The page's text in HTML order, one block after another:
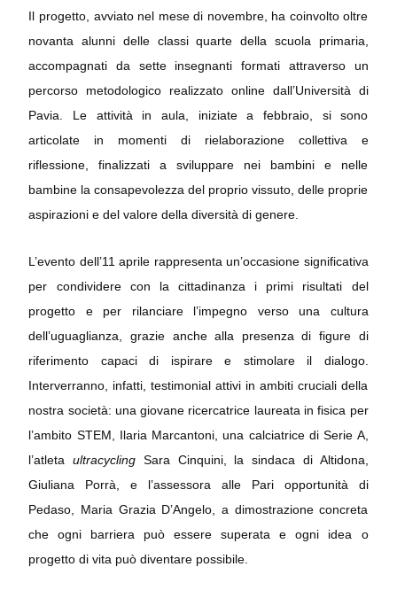
Il progetto, avviato nel mese di novembre, ha coinvolto oltre
novanta alunni delle classi quarte della scuola primaria,
accompagnati da sette insegnanti formati attraverso un
percorso metodologico realizzato online dall’Università di
Pavia. Le attività in aula, iniziate a febbraio, si sono
articolate in momenti di rielaborazione collettiva e
riflessione, finalizzati a sviluppare nei bambini e nelle
bambine la consapevolezza del proprio vissuto, delle proprie
aspirazioni e del valore della diversità di genere.
L’evento dell’11 aprile rappresenta un’occasione significativa
per condividere con la cittadinanza i primi risultati del
progetto e per rilanciare l’impegno verso una cultura
dell’uguaglianza, grazie anche alla presenza di figure di
riferimento capaci di ispirare e stimolare il dialogo.
Interverranno, infatti, testimonial attivi in ambiti cruciali della
nostra società: una giovane ricercatrice laureata in fisica per
l’ambito STEM, Ilaria Marcantoni, una calciatrice di Serie A,
l’atletaultracycling Sara Cinquini, la sindaca di Altidona,
Giuliana Porrà, e l’assessora alle Pari opportunità di
Pedaso, Maria Grazia D’Angelo, a dimostrazione concreta
che ogni barriera può essere superata e ogni idea o
progetto di vita può diventare possibile.